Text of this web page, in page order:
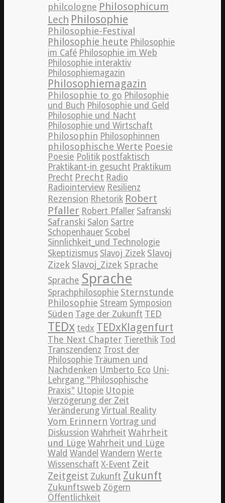
philcologne Philosophicum
Lech Philosophie
Philosophie-Festival
Philosophie heute Philosophie
im Café Philosophie im Web
Philosophie interaktiv
Philosophiemagazin
Philosophiemagazin
Philosophie to go Philosophie
und Buch Philosophie und Geld
Philosophie und Nacht
Philosophie und Wirtschaft
Philosophin Philosophinnen
philosophische Werte Poesie
Poesie Politik postfaktisch
Praktikant-in gesucht Praktikum
Precht Precht Radio
Radiointerview Resilienz
Rezension Rhetorik Robert
Pfaller Robert Pfaller Safranski
Safranski Salon Sartre
Schopenhauer Scobel
Sinnlichkeit_und Technologie
Skeptizismus Slavoj Zizek Slavoj
Zizek Slavoj_Zizek Sprache
Sprache Sprache
Sprachphilosophie Sternstunde
Philosophie Stream Symposion
Süden Tage der Zukunft TED
TEDx tedx TEDxKlagenfurt
The Next Chapter Tierethik Tod
Transzendenz Trost der
Philosophie Träumen und
Nachdenken Umberto Eco Uni-
Lehrgang "Philosophische
Praxis" Utopie Utopie
Verzögerung der Zeit
Veränderung Virtual Reality
Vom Erinnern Vortrag und
Diskussion Wahrheit Wahrheit
und Lüge Wahrheit und Lüge
Wald Wandel Wandern Werte
Wissenschaft X-Event Zeit
Zeitgeist Zukunft Zukunft
Zukunftsweb Zögern
Öffentlichkeit